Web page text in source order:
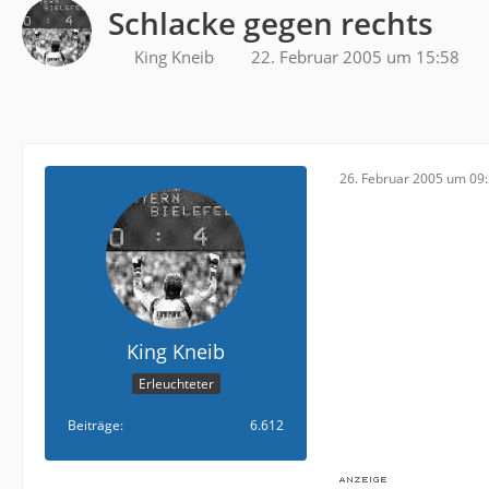
Schlacke gegen rechts
King Kneib 22. Februar 2005 um 15:58
King Kneib
Erleuchteter
Beiträge 6.612
26. Februar 2005 um